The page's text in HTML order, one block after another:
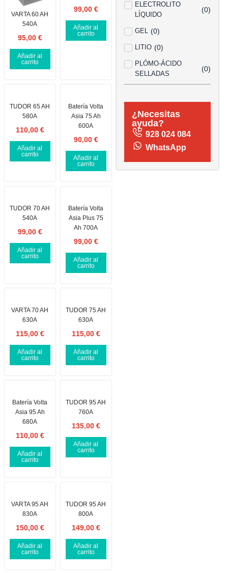
ELECTROLITO
LÍQUIDO
(0)
GEL (0)
LITIO (0)
PLÓMO-ÁCIDO
SELLADAS
(0)
¿Necesitas
ayuda?
928 024 084
WhatsApp
VARTA 60 AH
540A
95,00 €
Añadir al
carrito
99,00 €
Añadir al
carrito
TUDOR 65 AH
580A
110,00 €
Añadir al
carrito
Batería Volta
Asia 75 Ah
600A
90,00 €
Añadir al
carrito
TUDOR 70 AH
540A
99,00 €
Añadir al
carrito
Batería Volta
Asia Plus 75
Ah 700A
99,00 €
Añadir al
carrito
VARTA 70 AH
630A
115,00 €
Añadir al
carrito
TUDOR 75 AH
630A
115,00 €
Añadir al
carrito
Batería Volta
Asia 95 Ah
680A
110,00 €
Añadir al
carrito
TUDOR 95 AH
760A
135,00 €
Añadir al
carrito
VARTA 95 AH
830A
150,00 €
Añadir al
carrito
TUDOR 95 AH
800A
149,00 €
Añadir al
carrito